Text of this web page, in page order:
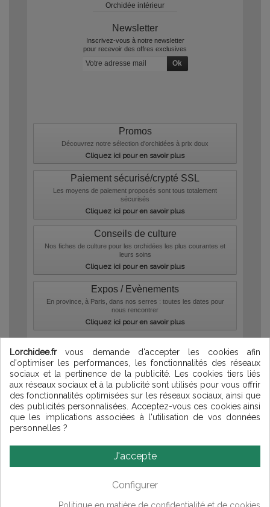
Orchidée intérieur
Newsletter
Inscrivez-vous à notre newsletter
pour recevoir des offres exclusives
Promos
Découvrez notre sélection d'orchidées à prix doux
Cliquez ici pour en savoir plus
Paiement sécurisé/crypté SSL
Les moyens de paiement proposés sont tous totalement
sécurisés
Cliquez ici pour en savoir plus
Conseils de culture
Nos fiches de culture pour les orchidées les plus courantes et
leurs soins
Cliquez ici pour en savoir plus
Expos / Evènements
En province, à Paris, dans nos serres : toutes les dates pour
nous rencontrer
Cliquez ici pour en savoir plus
Compositions florales-Orchidée d'intérieur-Points de fidélité
-Parrainage- Livraisons France-Livraisons DOM-TOM-
Livraisons Europe
-European orders
Qui sommes-nous ?
-
Contact
-
Confidentialité
-
Conditions de ventes
-
Cookies
-
Mentions
légales
- Plan du site
© Lorchidee 2026
orchidee|dendrobium
Lorchidee.frvous demande d'accepter les cookies afin
d'optimiser les performances, les fonctionnalités des réseaux
sociaux et la pertinence de la publicité. Les cookies tiers liés
aux réseaux sociaux et à la publicité sont utilisés pour vous offrir
des fonctionnalités optimisées sur les réseaux sociaux, ainsi que
des publicités personnalisées. Acceptez-vous ces cookies ainsi
que les implications associées à l'utilisation de vos données
personnelles ?
J'accepte
Configurer